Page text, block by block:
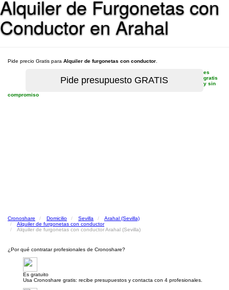
Alquiler de Furgonetas con
Conductor en Arahal
Pide precio Gratis para Alquiler de furgonetas con conductor
es
gratis
y sin
compromiso
Cronoshare Domicilio Sevilla
Arahal (Sevilla)
Alquiler de furgonetas con conductor
Alquiler de furgonetas con conductor Arahal (Sevilla)
¿Por qué contratar profesionales de Cronoshare?
Es gratuito
Usa Cronoshare gratis: recibe presupuestos y contacta con 4 profesionales.